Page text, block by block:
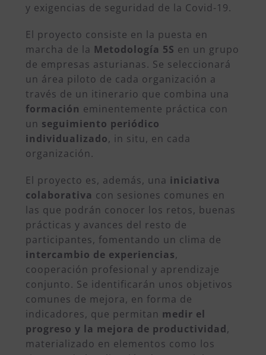
y exigencias de seguridad de la Covid-19.
El proyecto consiste en la puesta en
marcha de la Metodología 5S en un grupo
de empresas asturianas. Se seleccionará
un área piloto de cada organización a
través de un itinerario que combina una
formación eminentemente práctica con
un seguimiento periódico
individualizado, in situ, en cada
organización.
El proyecto es, además, una iniciativa
colaborativa con sesiones comunes en
las que podrán conocer los retos, buenas
prácticas y avances del resto de
participantes, fomentando un clima de
intercambio de experiencias,
cooperación profesional y aprendizaje
conjunto. Se identificarán unos objetivos
comunes de mejora, en forma de
indicadores, que permitan medir el
progreso y la mejora de productividad,
materializado en elementos como los